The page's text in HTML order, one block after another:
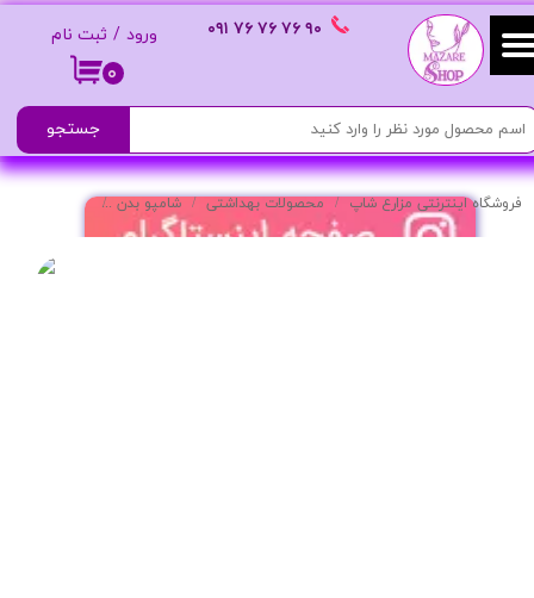
۰
ورود / ثبت نام
حساب کاربری من
تغییر گذر واژه
سفارشات
خروج از حساب کاربری
٩٠ ٧۶ ٧۶ ٧۶ ٠٩١
جستجو
فروشگاه اینترنتی مزارع شاپ محصولات بهداشتی شامپو بدن شامپو سه کاره